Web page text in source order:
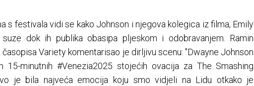
s festivala vidi se kako Johnson i njegova kolegica iz filma, Emily
suze dok ih publika obasipa pljeskom i odobravanjem. Ramin
Variety komentarisao je dirljivu scenu: "Dwayne Johnson
15-minutnih #Venezia2025 stojećih ovacija za The Smashing
je bila najveća emocija koju smo vidjeli na Lidu otkako je